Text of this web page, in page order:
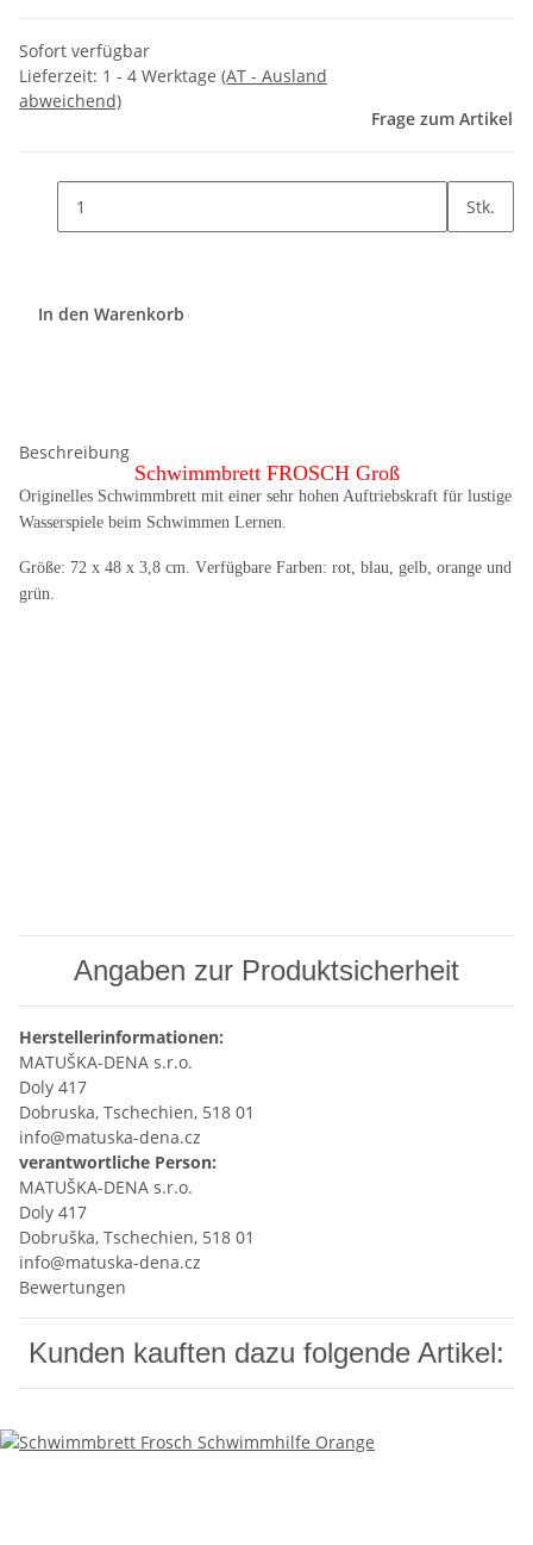
Sofort verfügbar
Lieferzeit: 1 - 4 Werktage (AT - Ausland
abweichend)
Frage zum Artikel
Stk.
In den Warenkorb
Beschreibung
Schwimmbrett FROSCH Groß
Originelles Schwimmbrett mit einer sehr hohen Auftriebskraft für lustige
Wasserspiele beim Schwimmen Lernen.
Größe: 72 x 48 x 3,8 cm. Verfügbare Farben: rot, blau, gelb, orange und
grün.
Angaben zur Produktsicherheit
Herstellerinformationen:
MATUŠKA-DENA s.r.o.
Doly 417
Dobruska, Tschechien, 518 01
info@matuska-dena.cz
verantwortliche Person:
MATUŠKA-DENA s.r.o.
Doly 417
Dobruška, Tschechien, 518 01
info@matuska-dena.cz
Bewertungen
Kunden kauften dazu folgende Artikel: